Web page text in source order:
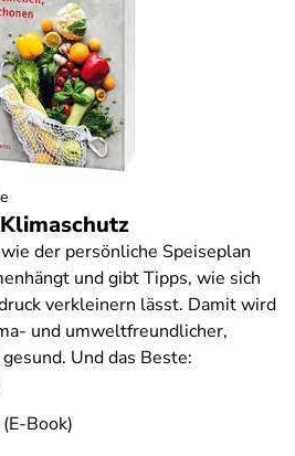
der persönliche Speiseplan
und gibt Tipps, wie sich
verkleinern lässt. Damit wird
und umweltfreundlicher,
Und das Beste:
Book)